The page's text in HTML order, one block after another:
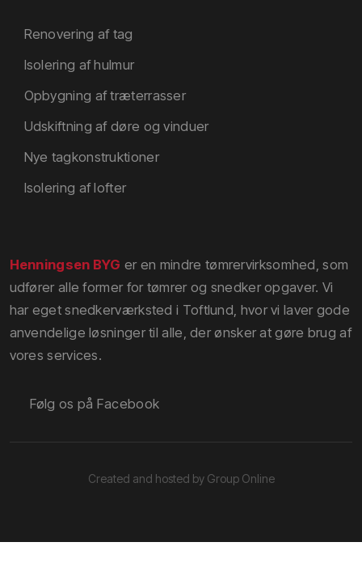
Renovering af tag​
Isolering af hulmur
Opbygning af træterrasser
Udskiftning af døre og vinduer
Nye tagkonstruktioner
Isolering af lofter
Henningsen BYG er en mindre tømrervirksomhed, som
udfører alle former for tømrer og snedker opgaver. Vi
har eget snedkerværksted i Toftlund, hvor vi laver gode
anvendelige løsninger til alle, der ønsker at gøre brug af
vores services.
​Følg os på Facebook
Created and hosted by Group Online